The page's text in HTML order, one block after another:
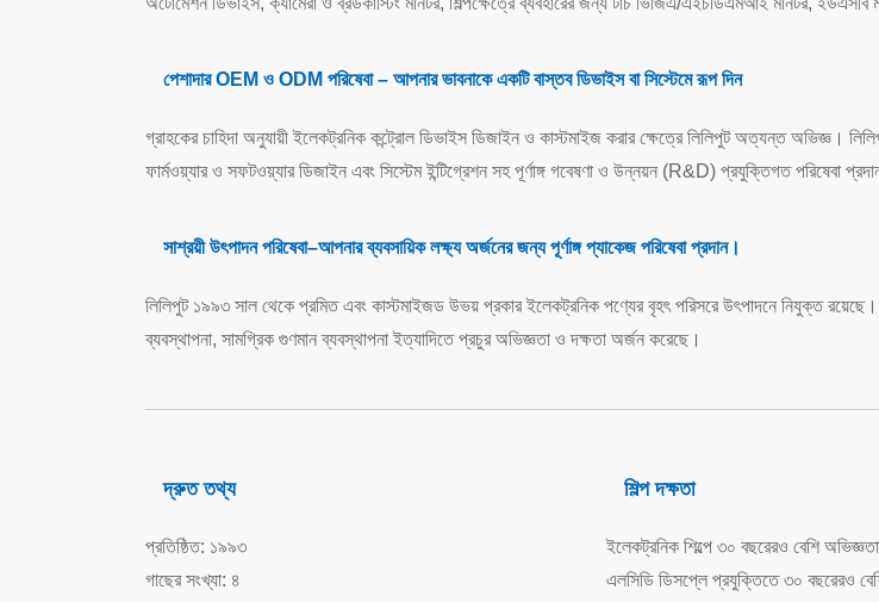
পেশাদার OEM ও ODM পরিষেবা – আপনার ভাবনাকে একটি বাস্তব ডিভাইস বা সিস্টেমে রূপ দিন
গ্রাহকের চাহিদা অনুযায়ী ইলেকট্রনিক কন্ট্রোল ডিভাইস ডিজাইন ও কাস্টমাইজ করার ক্ষেত্রে লিলিপুট অত্যন্ত অভিজ্ঞ।
ফার্মওয়্যার ও সফটওয়্যার ডিজাইন এবং সিস্টেম ইন্টিগ্রেশন সহ পূর্ণাঙ্গ গবেষণা ও উন্নয়ন (R&D) প্রযুক্তিগত পরিষেবা
সাশ্রয়ী উৎপাদন পরিষেবা–আপনার ব্যবসায়িক লক্ষ্য অর্জনের জন্য পূর্ণাঙ্গ প্যাকেজ পরিষেবা প্রদান।
লিলিপুট ১৯৯৩ সাল থেকে প্রমিত এবং কাস্টমাইজড উভয় প্রকার ইলেকট্রনিক পণ্যের বৃহৎ পরিসরে উৎপাদনে নিযুক্ত
ব্যবস্থাপনা, সামগ্রিক গুণমান ব্যবস্থাপনা ইত্যাদিতে প্রচুর অভিজ্ঞতা ও দক্ষতা অর্জন করেছে।
দ্রুত তথ্য
প্রতিষ্ঠিত: ১৯৯৩
গাছের সংখ্যা: ৪
শিল্প দক্ষতা
ইলেকট্রনিক শিল্পে ৩০ বছরেরও বেশি অভিজ্ঞতা
এলসিডি ডিসপ্লে প্রযুক্তিতে ৩০ বছরেরও